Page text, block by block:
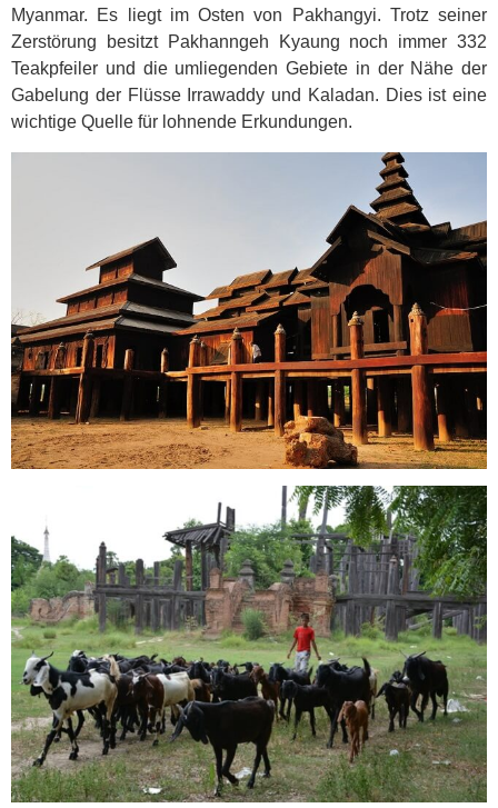
Myanmar. Es liegt im Osten von Pakhangyi. Trotz seiner
Zerstörung besitzt Pakhanngeh Kyaung noch immer 332
Teakpfeiler und die umliegenden Gebiete in der Nähe der
Gabelung der Flüsse Irrawaddy und Kaladan. Dies ist eine
wichtige Quelle für lohnende Erkundungen.